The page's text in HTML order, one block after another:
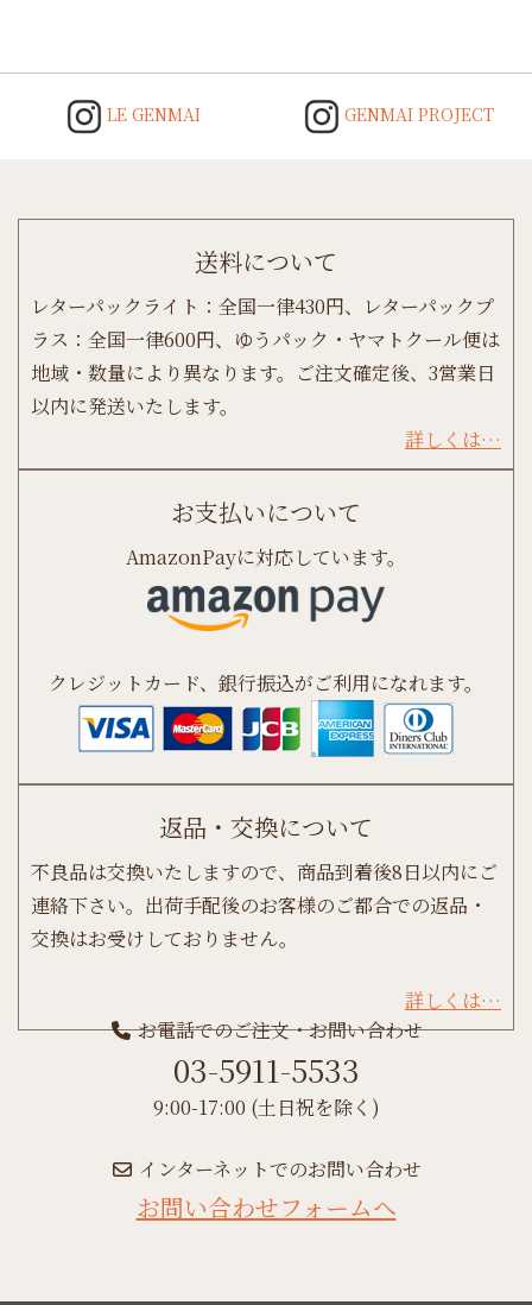
LE GENMAI GENMAI PROJECT
送料について
レターパックライト：全国一律430円、レターパックプ
ラス：全国一律600円、ゆうパック・ヤマトクール便は
地域・数量により異なります。ご注文確定後、3営業日
以内に発送いたします。
詳しくは…
お支払いについて
AmazonPayに対応しています。
クレジットカード、銀行振込がご利用になれます。
返品・交換について
不良品は交換いたしますので、商品到着後8日以内にご
連絡下さい。出荷手配後のお客様のご都合での返品・
交換はお受けしておりません。
詳しくは…
お電話でのご注文・お問い合わせ
03-5911-5533
9:00-17:00 (土日祝を除く)
インターネットでのお問い合わせ
お問い合わせフォームへ